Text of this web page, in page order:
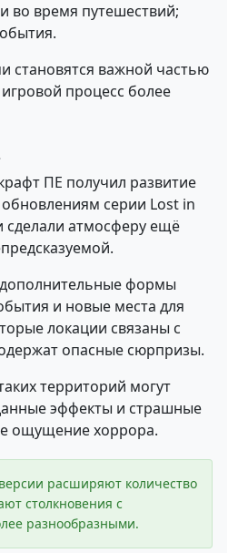
во время путешествий;
становятся важной частью
процесс более
ПЕ получил развитие
серии Lost in
сделали атмосферу ещё
формы
и новые места для
локации связаны с
опасные сюрпризы.
территорий могут
эффекты и страшные
ощущение хоррора.
расширяют количество
столкновения с
разнообразными.